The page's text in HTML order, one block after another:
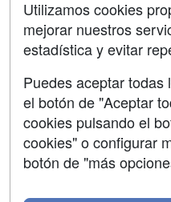
Contactar
Confidencialidad
Copyleft
Utilizamos cookies
mejorar nuestros
estadística y evitar
Puedes aceptar todas
el botón de "Aceptar
cookies pulsando el
cookies" o configurar
botón de "más